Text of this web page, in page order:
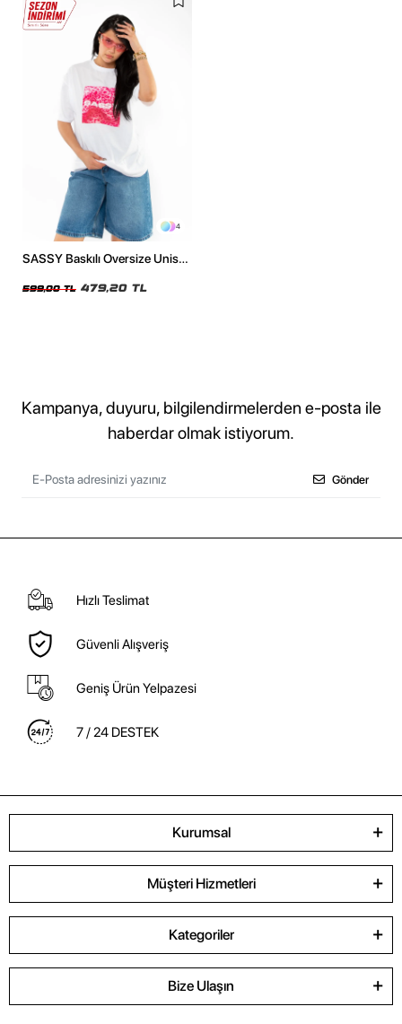
4
SASSY Baskılı Oversize Unisex
599,00 TL 479,20 TL
Kampanya, duyuru, bilgilendirmelerden e-posta ile
haberdar olmak istiyorum.
Gönder
Hızlı Teslimat
Güvenli Alışveriş
Geniş Ürün Yelpazesi
7 / 24 DESTEK
Kurumsal
Müşteri Hizmetleri
Kategoriler
Bize Ulaşın